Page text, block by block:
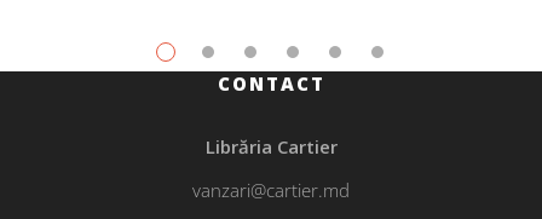
CONTACT
Librăria Cartier
vanzari@cartier.md